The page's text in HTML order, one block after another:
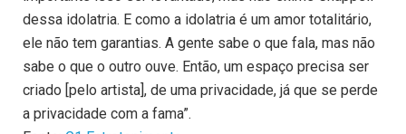
dessa idolatria. E como a idolatria é um amor totalitário,
ele não tem garantias. A gente sabe o que fala, mas não
sabe o que o outro ouve. Então, um espaço precisa ser
criado [pelo artista], de uma privacidade, já que se perde
a privacidade com a fama”.